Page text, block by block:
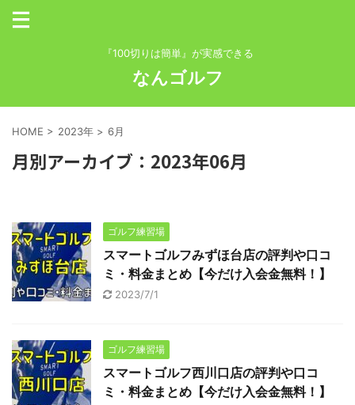
『100切りは簡単』が実感できる
なんゴルフ
HOME > 2023年 > 6月
月別アーカイブ：2023年06月
ゴルフ練習場
スマートゴルフみずほ台店の評判や口コ
ミ・料金まとめ【今だけ入会金無料！】
2023/7/1
ゴルフ練習場
スマートゴルフ西川口店の評判や口コ
ミ・料金まとめ【今だけ入会金無料！】